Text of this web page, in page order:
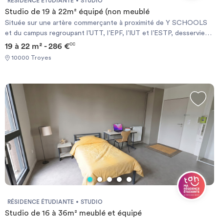
Studio de 19 à 22m² équipé (non meublé
Située sur une artère commerçante à proximité de Y SCHOOLS
et du campus regroupant l’UTT, l’EPF, l’IUT et l’ESTP, desservie
par les transports en commun, cette résidence propose 65
studios Studio de 20 m² - Les studios sont composés d'une
kitchenette avec un réfrigérateur et des plaques de cuisson, d'un
Chauffage : collectif électrique Sont inclus dans les charges :
toutes charges comprises Localisation et service : À proximité de
Y SCHOOLS et l'IUT / Commerces à 5 minutes / à 10 min. à pied
du centre-ville / Ligne de bus 2
19 à 22 m² - 286 €CC
10000 Troyes
RÉSIDENCE ÉTUDIANTE STUDIO
Studio de 16 à 36m² meublé et équipé